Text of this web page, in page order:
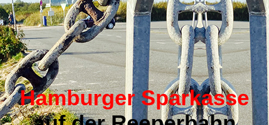
Hamburger Sparkasse